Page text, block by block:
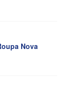
Nova